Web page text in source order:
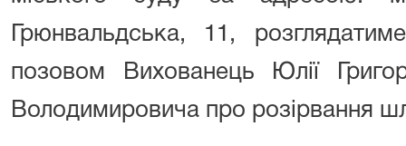
Грюнвальдська, 11,
позовом Вихованець Юлії
Володимировича про розірвання